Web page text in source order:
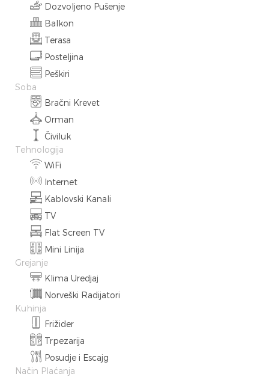
Dozvoljeno Pušenje
Balkon
Terasa
Posteljina
Peškiri
Soba
Bračni Krevet
Orman
Čiviluk
Tehnologija
WiFi
Internet
Kablovski Kanali
TV
Flat Screen TV
Mini Linija
Grejanje
Klima Uredjaj
Norveški Radijatori
Kuhinja
Frižider
Trpezarija
Posudje i Escajg
Način Plaćanja